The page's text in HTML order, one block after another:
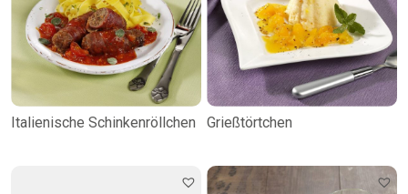
Italienische Schinkenröllchen Grießtörtchen